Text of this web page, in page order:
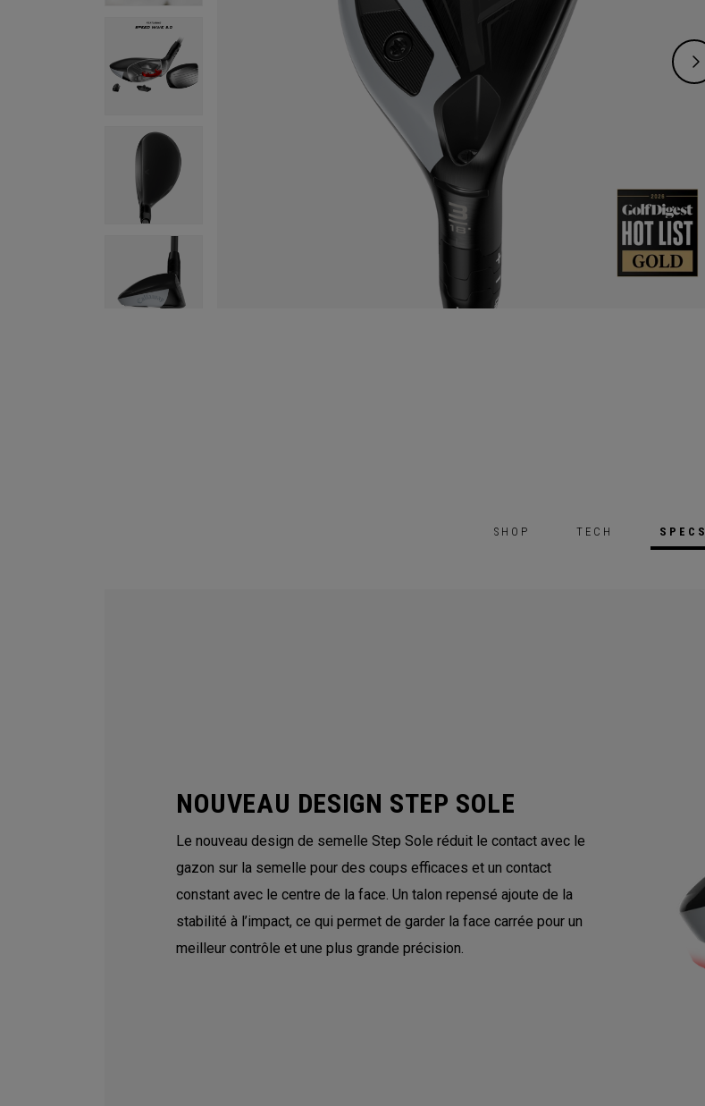
SHOP TECH SPECS
NOUVEAU DESIGN STEP SOLE
Le nouveau design de semelle Step Sole réduit le contact avec le
gazon sur la semelle pour des coups efficaces et un contact
constant avec le centre de la face. Un talon repensé ajoute de la
stabilité à l’impact, ce qui permet de garder la face carrée pour un
meilleur contrôle et une plus grande précision.